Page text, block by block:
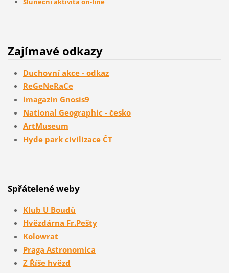
Zajímavé odkazy
Duchovní akce - odkaz
ReGeNeRaCe
imagazín Gnosis9
National Geographic - česko
ArtMuseum
Hyde park civilizace ČT
Spřátelené weby
Klub U Boudů
Hvězdárna Fr.Pešty
Kolowrat
Praga Astronomica
Z Říše hvězd